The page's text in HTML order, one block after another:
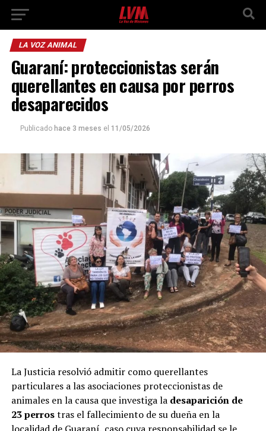
LA VOZ ANIMAL
Guaraní: proteccionistas serán
querellantes en causa por perros
desaparecidos
Publicado hace 3 meses el 11/05/2026
La Justicia resolvió admitir como querellantes
particulares a las asociaciones proteccionistas de
animales en la causa que investiga la desaparición de
23 perrostras el fallecimiento de su dueña en la